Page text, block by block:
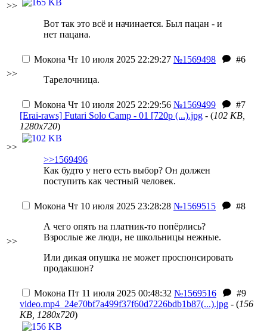
>>
Вот так это всё и начинается. Был пацан - и
нет пацана.
>>
Мокона Чт 10 июля 2025 22:29:27 №1569498
#6
Тарелочница.
>>
Мокона Чт 10 июля 2025 22:29:56 №1569499
#7
[Erai-raws] Futari Solo Camp - 01 [720p (...).jpg - (102 KB,
1280x720)
>>1569496
Как будто у него есть выбор? Он должен
поступить как честный человек.
>>
Мокона Чт 10 июля 2025 23:28:28 №1569515
#8
А чего опять на платник-то попёрлись?
Взрослые же люди, не школьницы нежные.
Или дикая опушка не может проспонсировать
продакшон?
Мокона Пт 11 июля 2025 00:48:32 №1569516
#9
video.mp4_24e70bf7a499f37f60d7226bdb1b87(...).jpg - (156
KB, 1280x720)